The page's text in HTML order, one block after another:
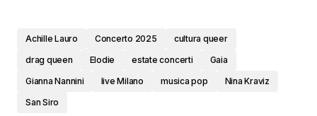
Achille Lauro Concerto 2025
cultura queer
drag queen
Elodie estate concerti
Gaia
Gianna Nannini
live Milano musica pop
Nina Kraviz
San Siro